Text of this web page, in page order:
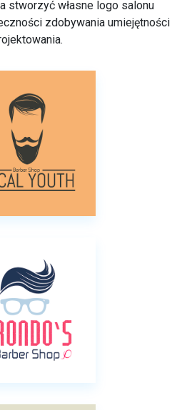
stworzyć własne logo salonu
zdobywania umiejętności